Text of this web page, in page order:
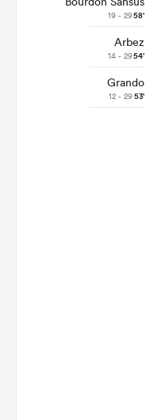
19 - 2958'
Arbez
14 - 2954'
Grando
12 - 2953'